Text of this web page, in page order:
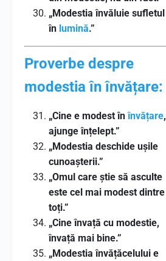
„Modestia învăluie sufletul
în lumină.”
Proverbe despre
modestia în învățare:
„Cine e modest înînvățare,
ajunge înțelept.”
„Modestia deschide ușile
cunoașterii.”
„Omul care știe să asculte
este cel mai modest dintre
toți.”
„Cine învață cu modestie,
învață mai bine.”
„Modestia învățăcelului e